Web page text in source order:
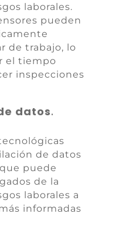
laborales.
pueden
de trabajo, lo
el tiempo
inspecciones
datos.
de datos
puede
de la
laborales a
informadas